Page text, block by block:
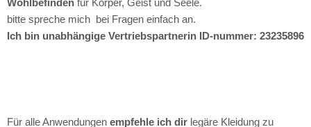
Wohlbefinden für Körper, Geist und Seele.
bitte spreche mich bei Fragen einfach an.
Ich bin unabhängige Vertriebspartnerin ID-nummer: 23235896
Für alle Anwendungen empfehle ich dir legäre Kleidung zu